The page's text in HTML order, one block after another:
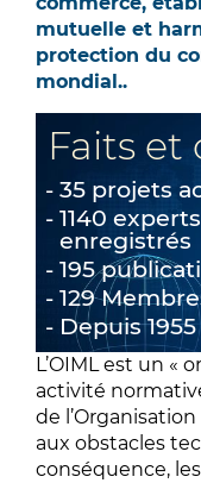
mutuelle et
protection du
mondial..
Faits et
35 projets
1140
enregistrés
195
129
Depuis 1955
L’OIML est un «
activité
de
aux obstacles
conséquence,